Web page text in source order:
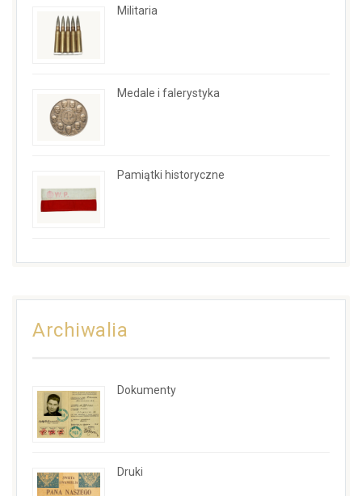
Militaria
Medale i falerystyka
Pamiątki historyczne
Archiwalia
Dokumenty
Druki